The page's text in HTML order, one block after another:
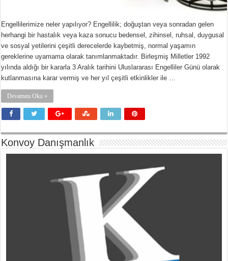
Engellilerimize neler yapılıyor? Engellilik; doğuştan veya sonradan gelen
herhangi bir hastalık veya kaza sonucu bedensel, zihinsel, ruhsal, duygusal
ve sosyal yetilerini çeşitli derecelerde kaybetmiş, normal yaşamın
gereklerine uyamama olarak tanımlanmaktadır. Birleşmiş Milletler 1992
yılında aldığı bir kararla 3 Aralık tarihini Uluslararası Engelliler Günü olarak
kutlanmasına karar vermiş ve her yıl çeşitli etkinlikler ile …
Devamını Oku »
Konvoy Danışmanlık